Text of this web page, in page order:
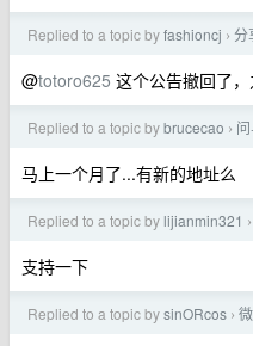
Replied to a topic byfashioncj › 分
@totoro625 这个公告撤回了
Replied to a topic bybrucecao ›
马上一个月了...有新的地址么
Replied to a topic by lijianmin321 ›
支持一下
Replied to a topic bysinORcos ›